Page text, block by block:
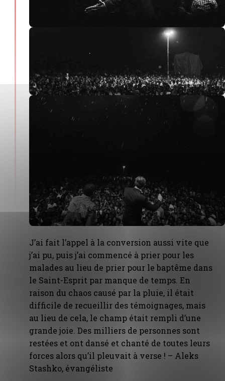
J’ai fait l’appel à la conversion aussi vite que
j’ai pu, puis j’ai commencé à prier pour les
malades au lieu de prier pour le baptême dans
le Saint-Esprit par manque de temps. En
raison du chaos causé par la pluie, il était
difficile de recueillir des témoignages, mais
au lieu de cela, le champ était rempli d’une
grande joie. Des milliers de personnes sont
restées et ont dansé et chanté de toutes leurs
forces alors qu’il pleuvait à verse ! – Aleks
Stashko, évangéliste